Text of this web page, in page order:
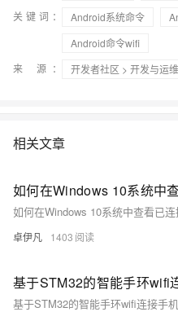
关键词： Android系统命令
Android命令wifi
来 源：
开发者社区 > 开发与运维
相关文章
卓伊凡 1403
基于STM32的智能手环wifi
基于STM32的智能手环wifi连接手机